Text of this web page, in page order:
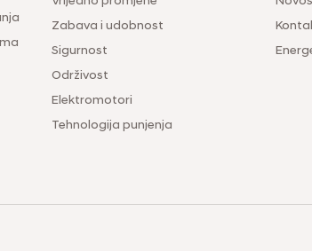
Zabava i udobnost
Sigurnost
Održivost
Elektromotori
Tehnologija punjenja